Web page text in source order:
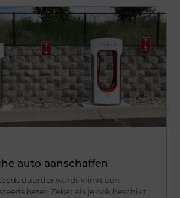
auto aanschaffen
duurder wordt klinkt een
beter. Zeker als je ook beschikt